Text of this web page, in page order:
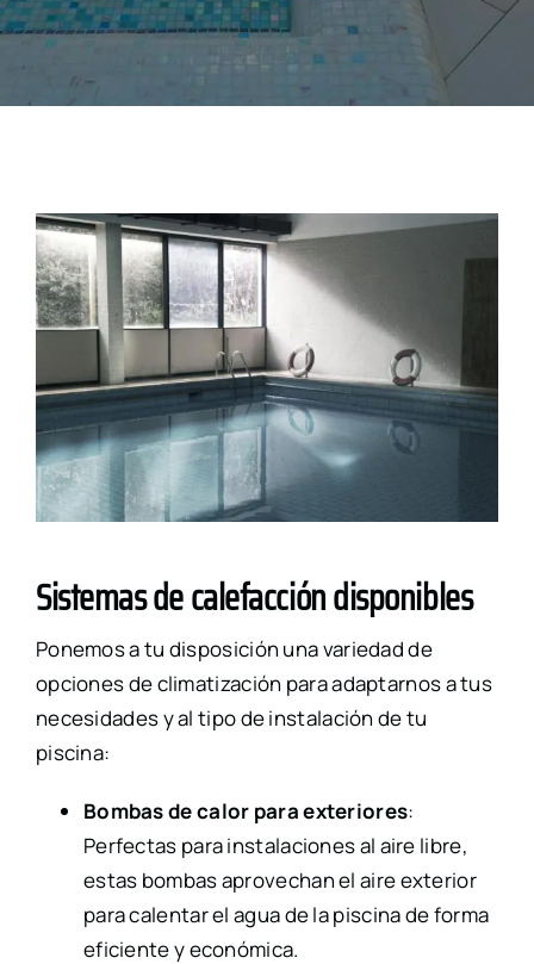
Sistemas de calefacción disponibles
Ponemos a tu disposición una variedad de
opciones de climatización para adaptarnos a tus
necesidades y al tipo de instalación de tu
piscina:
Bombas de calor para exteriores:
Perfectas para instalaciones al aire libre,
estas bombas aprovechan el aire exterior
para calentar el agua de la piscina de forma
eficiente y económica.